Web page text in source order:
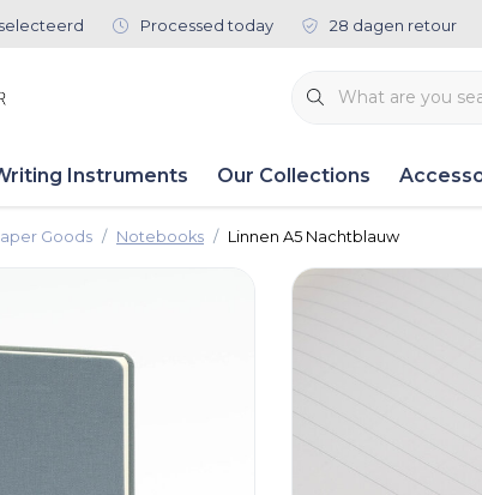
Processed today 28 dagen retour
Instruments Our Collections
Goods Notebooks Linnen A5 Nachtblauw